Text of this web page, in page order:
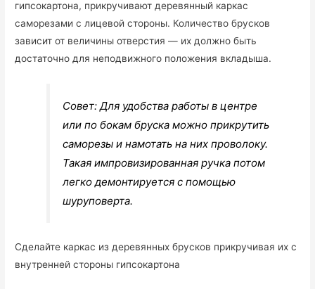
гипсокартона, прикручивают деревянный каркас
саморезами с лицевой стороны. Количество брусков
зависит от величины отверстия — их должно быть
достаточно для неподвижного положения вкладыша.
Совет: Для удобства работы в центре
или по бокам бруска можно прикрутить
саморезы и намотать на них проволоку.
Такая импровизированная ручка потом
легко демонтируется с помощью
шуруповерта.
Сделайте каркас из деревянных брусков прикручивая их с
внутренней стороны гипсокартона